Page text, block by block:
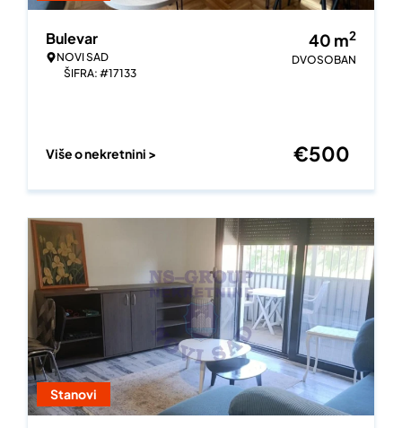
Bulevar
NOVI SAD
ŠIFRA: #17133
40 m2
DVOSOBAN
Više o nekretnini > €500
Stanovi